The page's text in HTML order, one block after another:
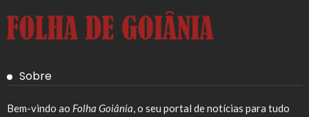
Sobre
Bem-vindo ao Folha Goiânia , o seu portal de notícias para tudo